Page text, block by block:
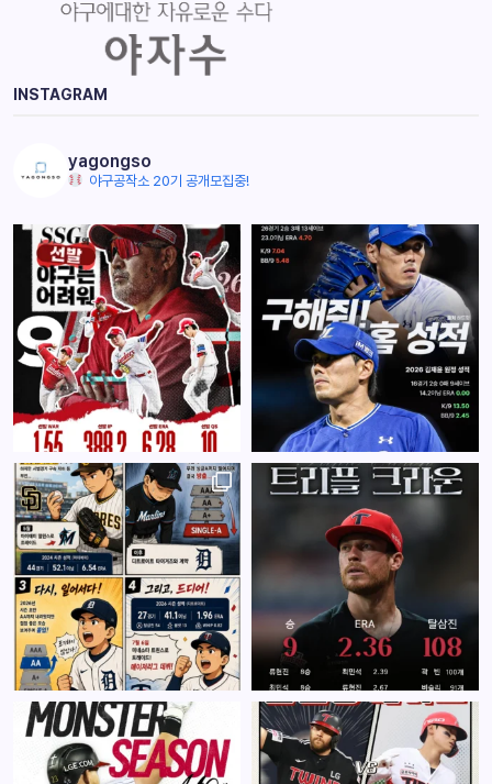
INSTAGRAM
yagongso
야구공작소 20기 공개모집중!